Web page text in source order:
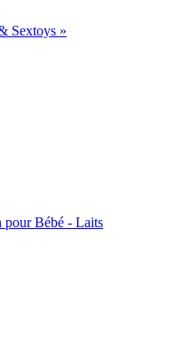
Sextoys »
Bébé - Laits